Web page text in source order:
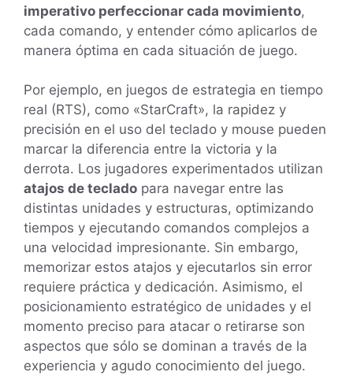
imperativo perfeccionar cada movimiento,
cada comando, y entender cómo aplicarlos de
manera óptima en cada situación de juego.
Por ejemplo, en juegos de estrategia en tiempo
real (RTS), como «StarCraft», la rapidez y
precisión en el uso del teclado y mouse pueden
marcar la diferencia entre la victoria y la
derrota. Los jugadores experimentados utilizan
atajos de teclado para navegar entre las
distintas unidades y estructuras, optimizando
tiempos y ejecutando comandos complejos a
una velocidad impresionante. Sin embargo,
memorizar estos atajos y ejecutarlos sin error
requiere práctica y dedicación. Asimismo, el
posicionamiento estratégico de unidades y el
momento preciso para atacar o retirarse son
aspectos que sólo se dominan a través de la
experiencia y agudo conocimiento del juego.